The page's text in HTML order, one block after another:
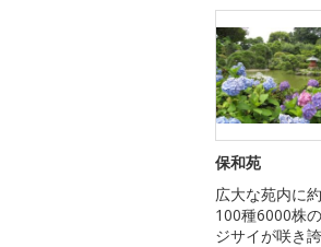
保和苑
広大な苑内に約
100種6000株
ジサイが咲き